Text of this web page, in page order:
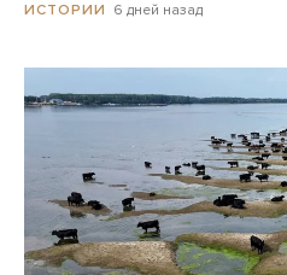
ИСТОРИИ 6 дней назад